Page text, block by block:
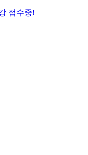
접수중!